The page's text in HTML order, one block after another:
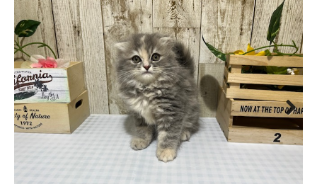
Next